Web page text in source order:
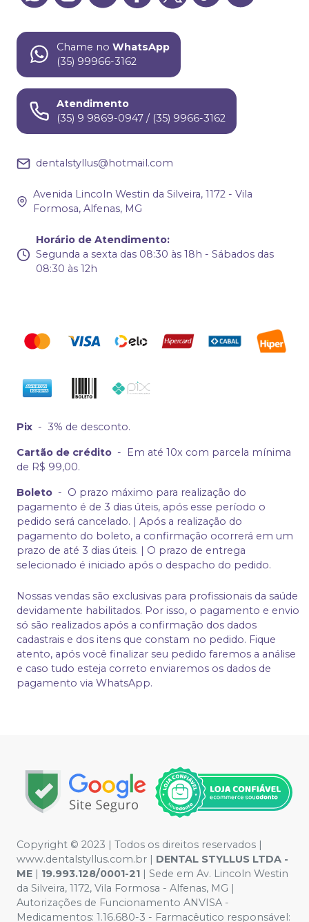
Chame no WhatsApp
(35) 99966-3162
Atendimento
(35) 9 9869-0947 / (35) 9966-3162
dentalstyllus@hotmail.com
Avenida Lincoln Westin da Silveira, 1172 - Vila
Formosa, Alfenas, MG
Horário de Atendimento:
Segunda a sexta das 08:30 às 18h - Sábados das
08:30 às 12h
Pix - 3% de desconto.
Cartão de crédito -
Em até 10x com parcela mínima
de R$ 99,00.
Boleto - O prazo máximo para realização do
pagamento é de 3 dias úteis, após esse período o
pedido será cancelado. | Após a realização do
pagamento do boleto, a confirmação ocorrerá em um
prazo de até 3 dias úteis. | O prazo de entrega
selecionado é iniciado após o despacho do pedido.
Nossas vendas são exclusivas para profissionais da saúde
devidamente habilitados. Por isso, o pagamento e envio
só são realizados após a confirmação dos dados
cadastrais e dos itens que constam no pedido. Fique
atento, após você finalizar seu pedido faremos a análise
e caso tudo esteja correto enviaremos os dados de
pagamento via WhatsApp.
Copyright © 2023 | Todos os direitos reservados |
www.dentalstyllus.com.br | DENTAL STYLLUS LTDA -
ME
19.993.128/0001-21 | Sede em Av. Lincoln Westin
da Silveira, 1172, Vila Formosa - Alfenas, MG |
Autorizações de Funcionamento ANVISA -
Medicamentos: 1.16.680-3 - Farmacêutico responsável: